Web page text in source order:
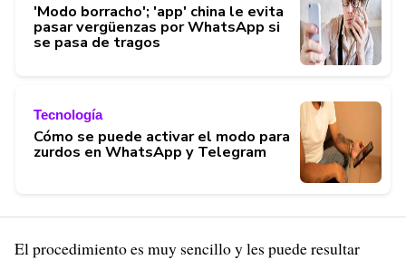
'Modo borracho'; 'app' china le evita
pasar vergüenzas por WhatsApp si
se pasa de tragos
Tecnología
Cómo se puede activar el modo para
zurdos en WhatsApp y Telegram
El procedimiento es muy sencillo y les puede resultar